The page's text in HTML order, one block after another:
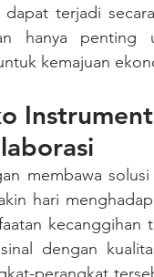
terjadi
hanya penting
kemajuan
membawa solusi
hari
dengan